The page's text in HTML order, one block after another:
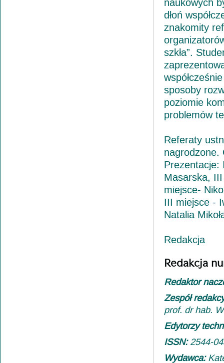
naukowych
dłoń
znakomity
szkła”.
sposoby
poziomie
problemów
Referaty
nagrodzone.
Prezentacje:
Masarska,
miejsce-
III miejsce -
Natalia
Redakcja
Redakcja
Redaktor
Zespół
prof. dr hab.
Edytorzy
ISSN:2544-
Wydawca: